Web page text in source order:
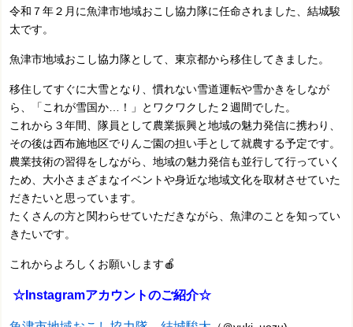
令和７年２月に魚津市地域おこし協力隊に任命されました、結城駿
太です。
魚津市地域おこし協力隊として、東京都から移住してきました。
移住してすぐに大雪となり、慣れない雪道運転や雪かきをしなが
ら、「これが雪国か…！」とワクワクした２週間でした。
これから３年間、隊員として農業振興と地域の魅力発信に携わり、
その後は西布施地区でりんご園の担い手として就農する予定です。
農業技術の習得をしながら、地域の魅力発信も並行して行っていく
ため、大小さまざまなイベントや身近な地域文化を取材させていた
だきたいと思っています。
たくさんの方と関わらせていただきながら、魚津のことを知ってい
きたいです。
これからよろしくお願いします🍎
☆Instagramアカウントのご紹介☆